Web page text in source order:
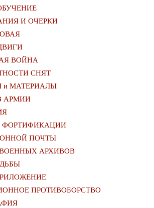
И ОЧЕРКИ
ВОЙНА
СНЯТ
МАТЕРИАЛЫ
АРМИИ
ФОРТИФИКАЦИИ
ПОЧТЫ
АРХИВОВ
ПРОТИВОБОРСТВО